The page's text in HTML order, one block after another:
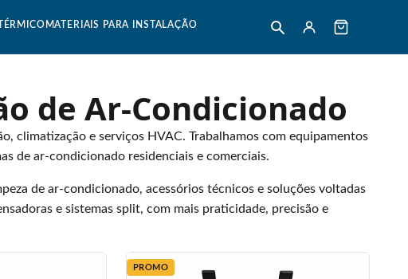
MATERIAIS PARA INSTALAÇÃO
de Ar-Condicionado
climatização e serviços HVAC. Trabalhamos com equipamentos
de ar-condicionado residenciais e comerciais.
de ar-condicionado, acessórios técnicos e soluções voltadas
e sistemas split, com mais praticidade, precisão e
PROMO